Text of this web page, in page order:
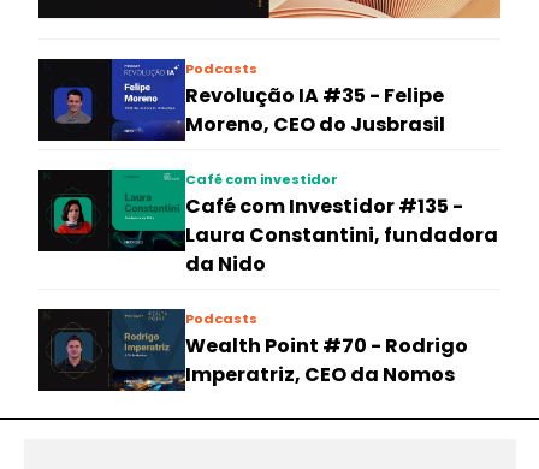
Podcasts
Revolução IA #35 - Felipe
Moreno, CEO do Jusbrasil
Café com investidor
Café com Investidor #135 -
Laura Constantini, fundadora
da Nido
Podcasts
Wealth Point #70 - Rodrigo
Imperatriz, CEO da Nomos